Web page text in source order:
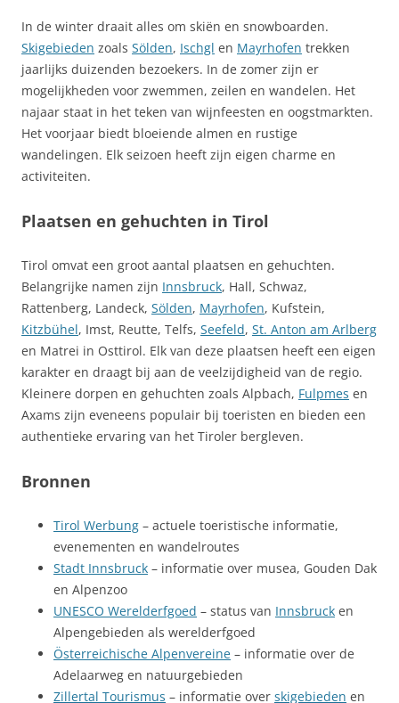
In de winter draait alles om skiën en snowboarden.
Skigebieden zoals Sölden, Ischgl en Mayrhofen trekken
jaarlijks duizenden bezoekers. In de zomer zijn er
mogelijkheden voor zwemmen, zeilen en wandelen. Het
najaar staat in het teken van wijnfeesten en oogstmarkten.
Het voorjaar biedt bloeiende almen en rustige
wandelingen. Elk seizoen heeft zijn eigen charme en
activiteiten.
Plaatsen en gehuchten in Tirol
Tirol omvat een groot aantal plaatsen en gehuchten.
Belangrijke namen zijn Innsbruck, Hall, Schwaz,
Rattenberg, Landeck, Sölden, Mayrhofen, Kufstein,
Kitzbühel, Imst, Reutte, Telfs, Seefeld, St. Anton am Arlberg
en Matrei in Osttirol. Elk van deze plaatsen heeft een eigen
karakter en draagt bij aan de veelzijdigheid van de regio.
Kleinere dorpen en gehuchten zoals Alpbach, Fulpmes en
Axams zijn eveneens populair bij toeristen en bieden een
authentieke ervaring van het Tiroler bergleven.
Bronnen
Tirol Werbung – actuele toeristische informatie,
evenementen en wandelroutes
Stadt Innsbruck – informatie over musea, Gouden Dak
en Alpenzoo
UNESCO Werelderfgoed – status van Innsbruck en
Alpengebieden als werelderfgoed
Österreichische Alpenvereine – informatie over de
Adelaarweg en natuurgebieden
Zillertal Tourismus – informatie over skigebieden en